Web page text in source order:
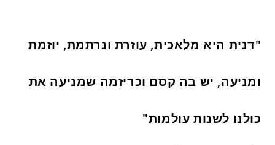
"דנית היא מלאכית, עוזרת ונרתמת, יוזמת
ומניעה, יש בה קסם וכריזמה שמניעה את
כולנו לשנות עולמות"